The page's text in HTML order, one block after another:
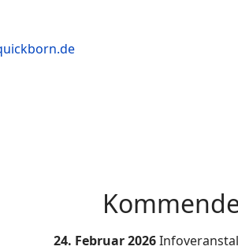
24. Februar 2026